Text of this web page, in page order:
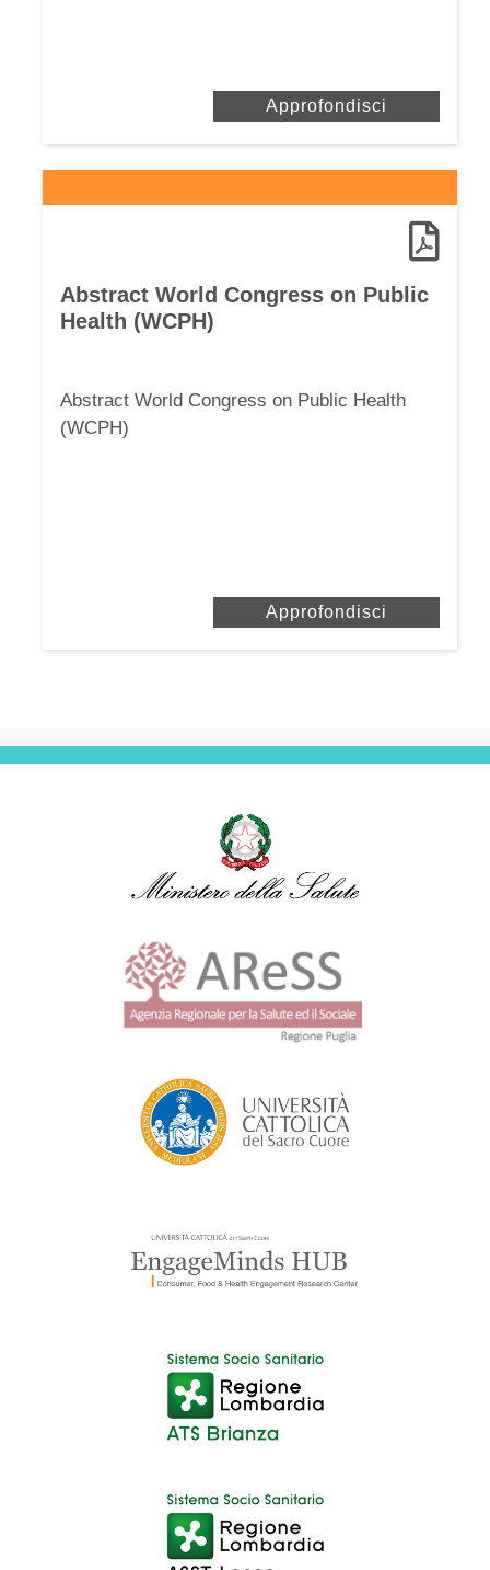
Approfondisci
Abstract World Congress on Public
Health (WCPH)
Abstract World Congress on Public Health
(WCPH)
Approfondisci